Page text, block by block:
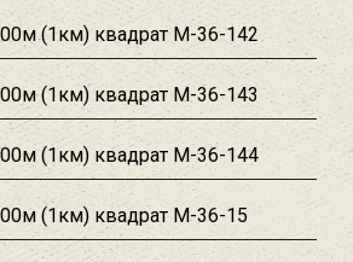
(1км) квадрат M-36-142
(1км) квадрат M-36-143
(1км) квадрат M-36-144
(1км) квадрат M-36-15